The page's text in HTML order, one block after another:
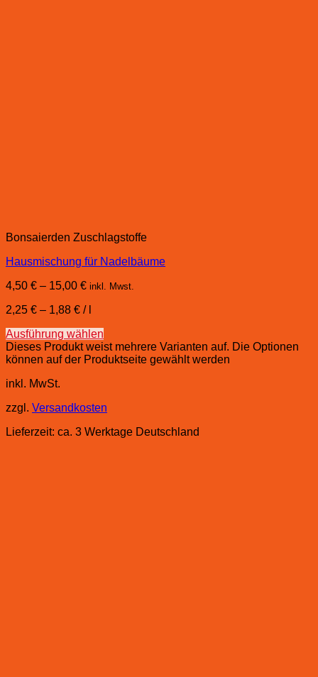
Bonsaierden Zuschlagstoffe
Hausmischung für Nadelbäume
4,50 € – 15,00 € inkl. Mwst.
2,25 € – 1,88 € /
Ausführung wählen
Dieses Produkt weist mehrere Varianten auf. Die Optionen
können auf der Produktseite gewählt werden
inkl. MwSt.
zzgl. Versandkosten
Lieferzeit: ca. 3 Werktage Deutschland